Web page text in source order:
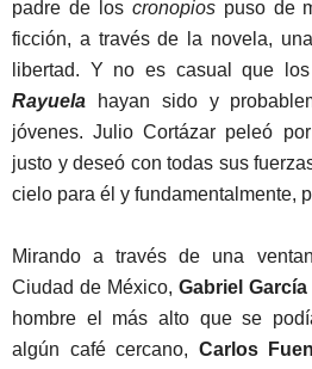
padre de los cronopiospuso de
ficción, a través de la novela,
libertad. Y no es casual que
Rayuela hayan sido y
jóvenes. Julio Cortázar peleó
justo y deseó con todas sus
cielo para él y fundamentalmente,
Mirando a través de una
Ciudad de México,Gabriel
hombre el más alto que se
algún café cercano, Carlos